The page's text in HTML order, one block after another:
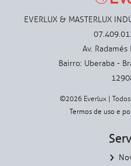
EVERLUX & MASTERLUX
Av.
Bairro: Uberaba -
©2026 Everlux |
Termos de usoe